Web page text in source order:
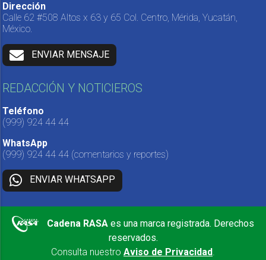
Dirección
Calle 62 #508 Altos x 63 y 65 Col. Centro, Mérida, Yucatán,
México.
ENVIAR MENSAJE
REDACCIÓN Y NOTICIEROS
Teléfono
(999) 924 44 44
WhatsApp
(999) 924 44 44 (comentarios y reportes)
ENVIAR WHATSAPP
Cadena RASA es una marca registrada. Derechos
reservados.
Consulta nuestro Aviso de Privacidad